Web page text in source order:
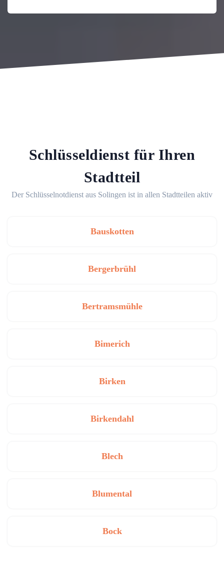
Schlüsseldienst für Ihren
Stadtteil
Der Schlüsselnotdienst aus Solingen ist in allen Stadtteilen aktiv
Bauskotten
Bergerbrühl
Bertramsmühle
Bimerich
Birken
Birkendahl
Blech
Blumental
Bock